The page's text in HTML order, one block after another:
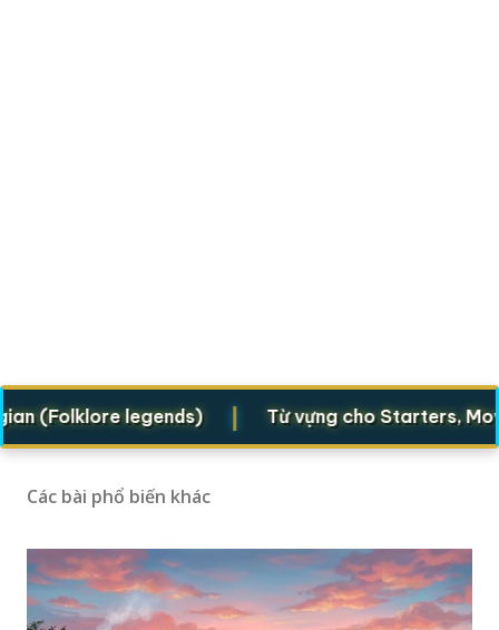
legends) | Từ vựng cho Starters,
Các bài phổ biến khác